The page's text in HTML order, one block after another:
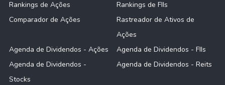
Rankings de Ações
Rankings de FIIs
Comparador de Ações
Rastreador de Ativos de
Ações
Agenda de Dividendos - Ações
Agenda de Dividendos - FIIs
Agenda de Dividendos -
Stocks
Agenda de Dividendos - Reits